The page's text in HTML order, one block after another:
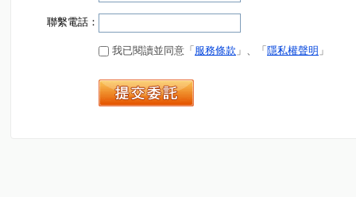
聯繫電話：
我已閱讀並同意「 服務條款 」、「 隱私權聲明 」